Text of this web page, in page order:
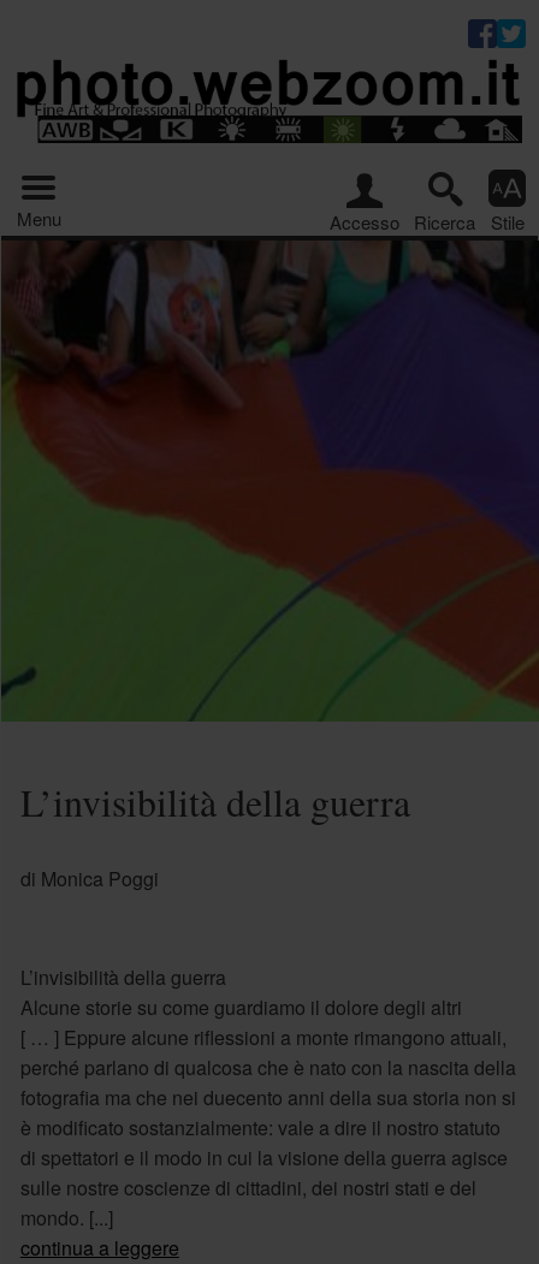
Menu principale
Menu
Riquadro
Accesso Ricerca Stile
L’invisibilità della guerra
di Monica Poggi
L’invisibilità della guerra
Alcune storie su come guardiamo il dolore degli altri
[ … ] Eppure alcune riflessioni a monte rimangono attuali,
perché parlano di qualcosa che è nato con la nascita della
fotografia ma che nei duecento anni della sua storia non si
è modificato sostanzialmente: vale a dire il nostro statuto
di spettatori e il modo in cui la visione della guerra agisce
sulle nostre coscienze di cittadini, dei nostri stati e del
mondo. [...]
continua a leggere